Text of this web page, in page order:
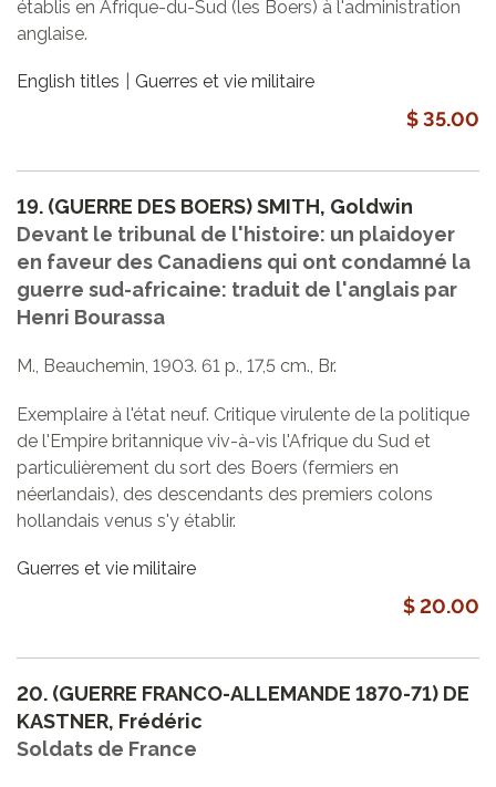
établis en Afrique-du-Sud (les Boers) à l'administration
anglaise.
English titles Guerres et vie militaire
$ 35.00
19. (GUERRE DES BOERS) SMITH, Goldwin
Devant le tribunal de l'histoire: un plaidoyer
en faveur des Canadiens qui ont condamné la
guerre sud-africaine: traduit de l'anglais par
Henri Bourassa
M., Beauchemin, 1903. 61 p., 17,5 cm., Br.
Exemplaire à l'état neuf. Critique virulente de la politique
de l'Empire britannique viv-à-vis l'Afrique du Sud et
particulièrement du sort des Boers (fermiers en
néerlandais), des descendants des premiers colons
hollandais venus s'y établir.
Guerres et vie militaire
$ 20.00
20. (GUERRE FRANCO-ALLEMANDE 1870-71) DE
KASTNER, Frédéric
Soldats de France